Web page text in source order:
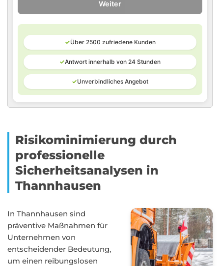
Weiter
✓Über 2500 zufriedene Kunden
✓Antwort innerhalb von 24 Stunden
✓Unverbindliches Angebot
Risikominimierung durch
professionelle
Sicherheitsanalysen in
Thannhausen
In Thannhausen sind
präventive Maßnahmen für
Unternehmen von
entscheidender Bedeutung,
um einen reibungslosen